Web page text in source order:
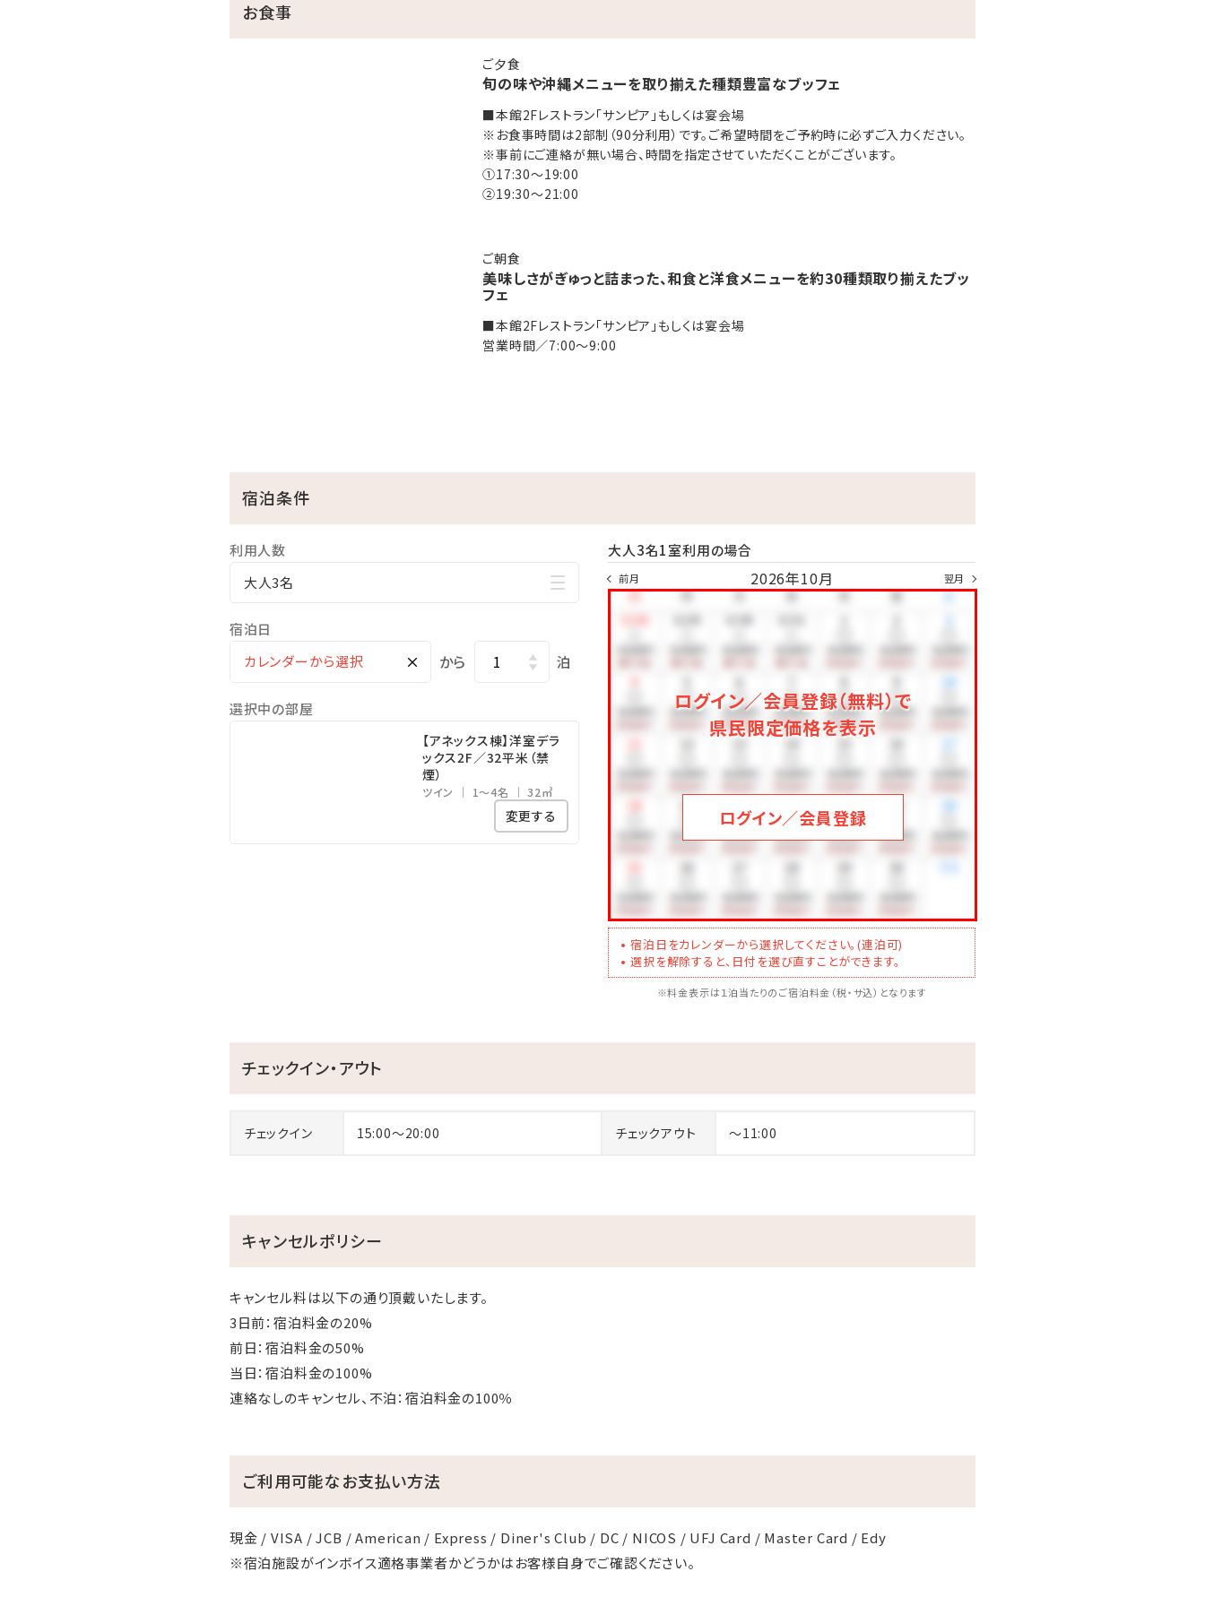
●ホテル駐車場無料
営業時間／6:30～23:00（最終受付22:30）
※チェックイン15:00～チェックアウト11:00までご利用いただけます。
※刺青やタトゥーをされている方（タトゥーシールも含む）のご入浴をお断りしております。
※チェックイン15:00～チェックアウト11:00までご利用いただけます。
・ドリンクと小菓子をご自由にお召し上がりください。
◆ピースポ
◆バギー
◆馬遊び
◆その他、館内施設の最新の営業詳細については、ホテル公式ホームページをご確認ください。
お食事
ご夕食
旬の味や沖縄メニューを取り揃えた種類豊富なブッフェ
■本館2Fレストラン「サンピア」もしくは宴会場
※お食事時間は2部制（90分利用）です。ご希望時間をご予約時に必ずご入力ください。
※事前にご連絡が無い場合、時間を指定させていただくことがございます。
①17:30～19:00
②19:30～21:00
ご朝食
美味しさがぎゅっと詰まった、和食と洋食メニューを約30種類取り揃えたブッ
フェ
■本館2Fレストラン「サンピア」もしくは宴会場
営業時間／7:00～9:00
宿泊条件
利用人数
大人3名
宿泊日
× から 泊
選択中の部屋
【アネックス棟】洋室デラ
ックス2F／32平米（禁
煙）
ツイン 1～4名 32㎡
変更する
大人3名1室利用の場合
前月 2026年10月 翌月
ログイン／会員登録（無料）で
県民限定価格を表示
ログイン／会員登録
宿泊日をカレンダーから選択してください。(連泊可)
選択を解除すると、日付を選び直すことができます。
※料金表示は１泊当たりのご宿泊料金（税・サ込）となります
チェックイン・アウト
チェックイン 15:00～20:00 チェックアウト ～11:00
キャンセルポリシー
キャンセル料は以下の通り頂戴いたします。
3日前：宿泊料金の20%
前日：宿泊料金の50%
当日：宿泊料金の100%
連絡なしのキャンセル、不泊：宿泊料金の100％
ご利用可能なお支払い方法
現金 / VISA / JCB / American / Express / Diner's Club / DC / NICOS / UFJ Card / Master Card / Edy
※宿泊施設がインボイス適格事業者かどうかはお客様自身でご確認ください。